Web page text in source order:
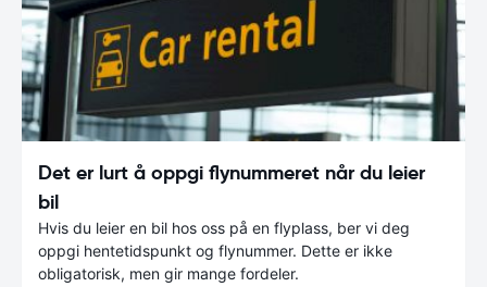
Det er lurt å oppgi flynummeret når du leier
bil
Hvis du leier en bil hos oss på en flyplass, ber vi deg
oppgi hentetidspunkt og flynummer. Dette er ikke
obligatorisk, men gir mange fordeler.